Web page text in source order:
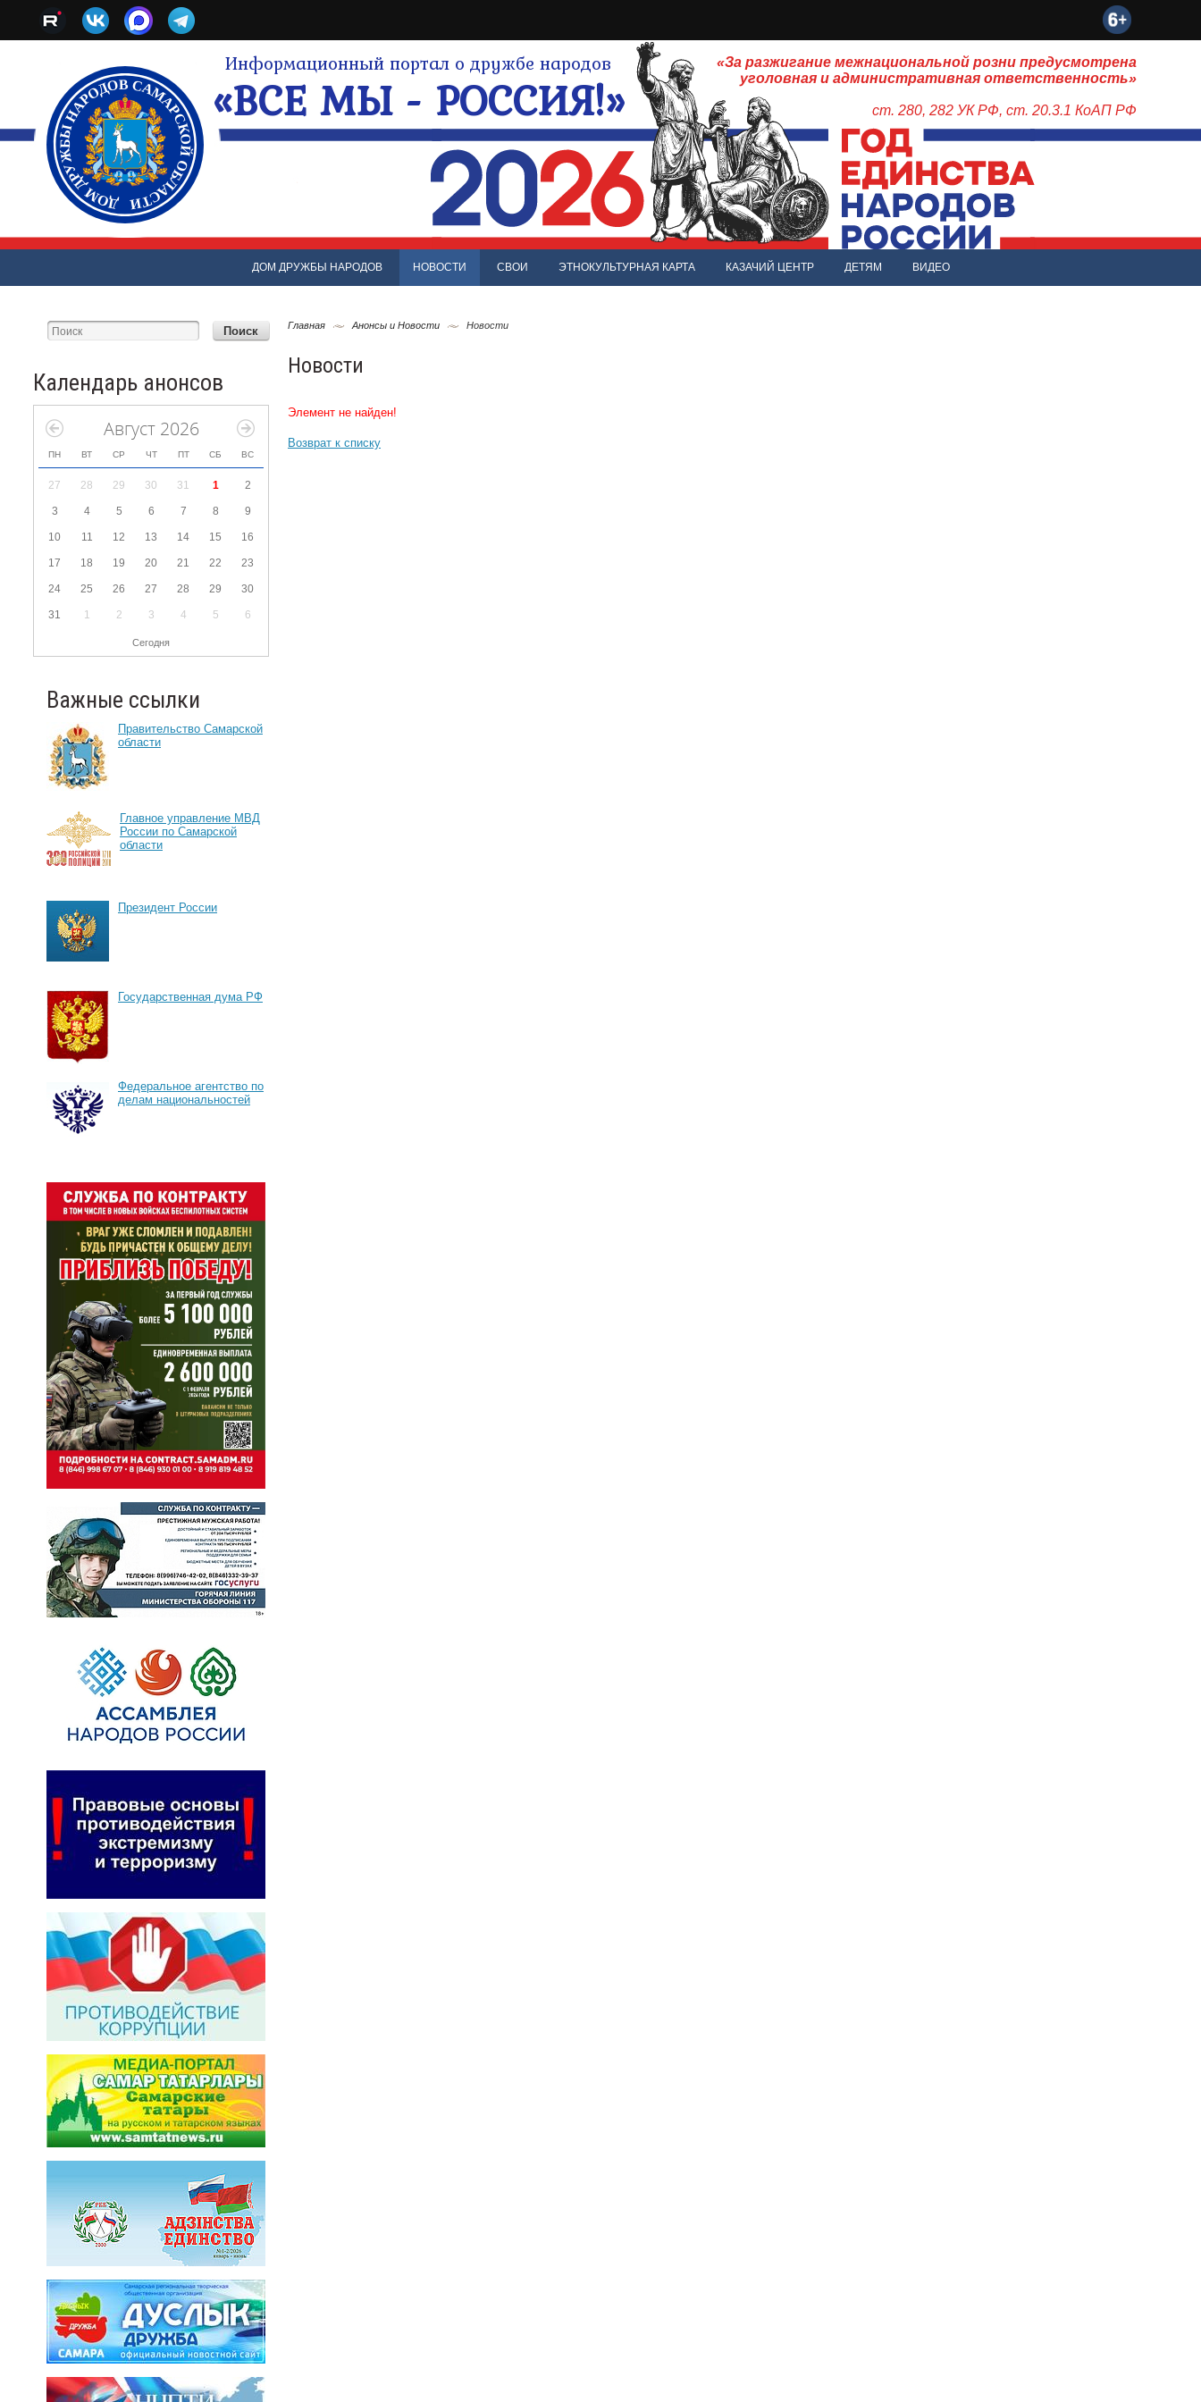
Информационный портал о дружбе народов
«ВСЕ МЫ - РОССИЯ!»
«За разжигание межнациональной розни предусмотрена
уголовная и административная ответственность»
ст. 280, 282 УК РФ, ст. 20.3.1 КоАП РФ
ДОМ ДРУЖБЫ НАРОДОВ НОВОСТИ СВОИ ЭТНОКУЛЬТУРНАЯ КАРТА КАЗАЧИЙ ЦЕНТР ДЕТЯМ ВИДЕО
Календарь анонсов
Август 2026
ПН ВТ СР ЧТ ПТ СБ ВС
27 28 29 30 31 1 2
3 4 5 6 7 8 9
10 11 12 13 14 15 16
17 18 19 20 21 22 23
24 25 26 27 28 29 30
31 1 2 3 4 5 6
Сегодня
Важные ссылки
Правительство Самарской
области
Главное управление МВД
России по Самарской
области
Президент России
Государственная дума РФ
Федеральное агентство по
делам национальностей
Главная Анонсы и Новости Новости
Новости
Элемент не найден!
Возврат к списку